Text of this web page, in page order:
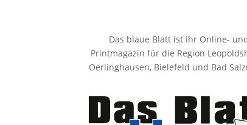
Das blaue Blatt ist Ihr Online-
Printmagazin für die Region
Oerlinghausen, Bielefeld und Bad